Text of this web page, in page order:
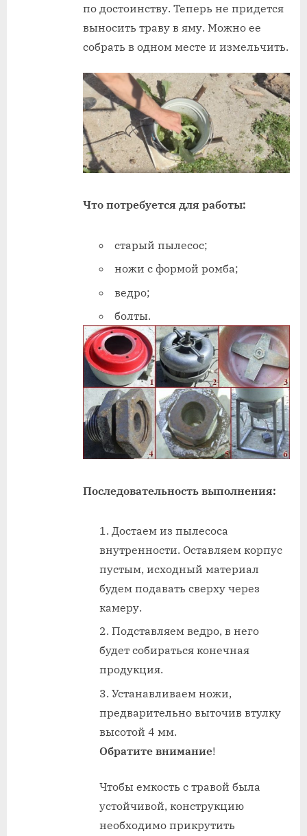
по достоинству. Теперь не придется
выносить траву в яму. Можно ее
собрать в одном месте и измельчить.
Что потребуется для работы:
старый пылесос;
ножи с формой ромба;
ведро;
болты.
Последовательность выполнения:
Достаем из пылесоса
внутренности. Оставляем корпус
пустым, исходный материал
будем подавать сверху через
камеру.
Подставляем ведро, в него
будет собираться конечная
продукция.
Устанавливаем ножи,
предварительно выточив втулку
высотой 4 мм.
Обратите внимание!
Чтобы емкость с травой была
устойчивой, конструкцию
необходимо прикрутить